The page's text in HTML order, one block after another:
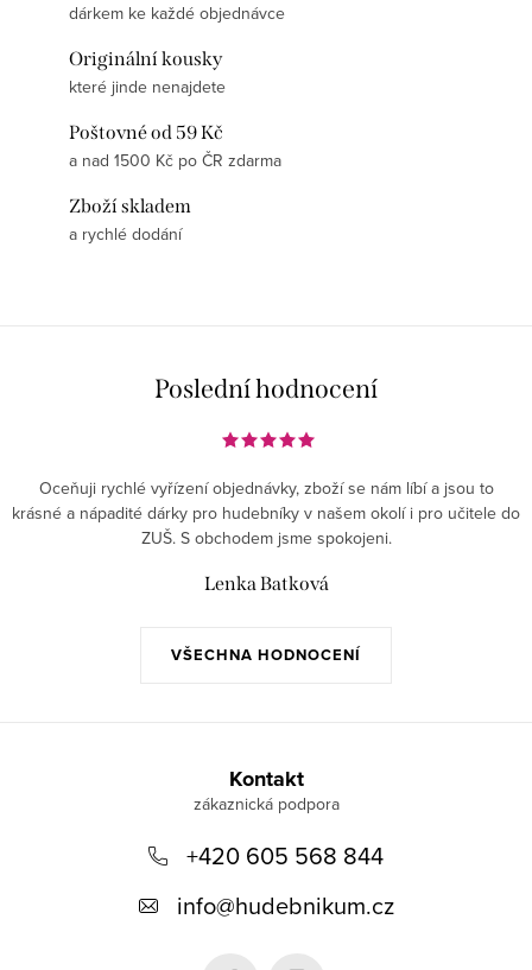
dárkem ke každé objednávce
Originální kousky
které jinde nenajdete
Poštovné od 59 Kč
a nad 1500 Kč po ČR zdarma
Zboží skladem
a rychlé dodání
Poslední hodnocení
VŠECHNA HODNOCENÍ
Oceňuji rychlé vyřízení objednávky, zboží se nám líbí a jsou to
krásné a nápadité dárky pro hudebníky v našem okolí i pro učitele do
ZUŠ. S obchodem jsme spokojeni.
Lenka Batková
Kontakt
+420 605 568 844
info@hudebnikum.cz